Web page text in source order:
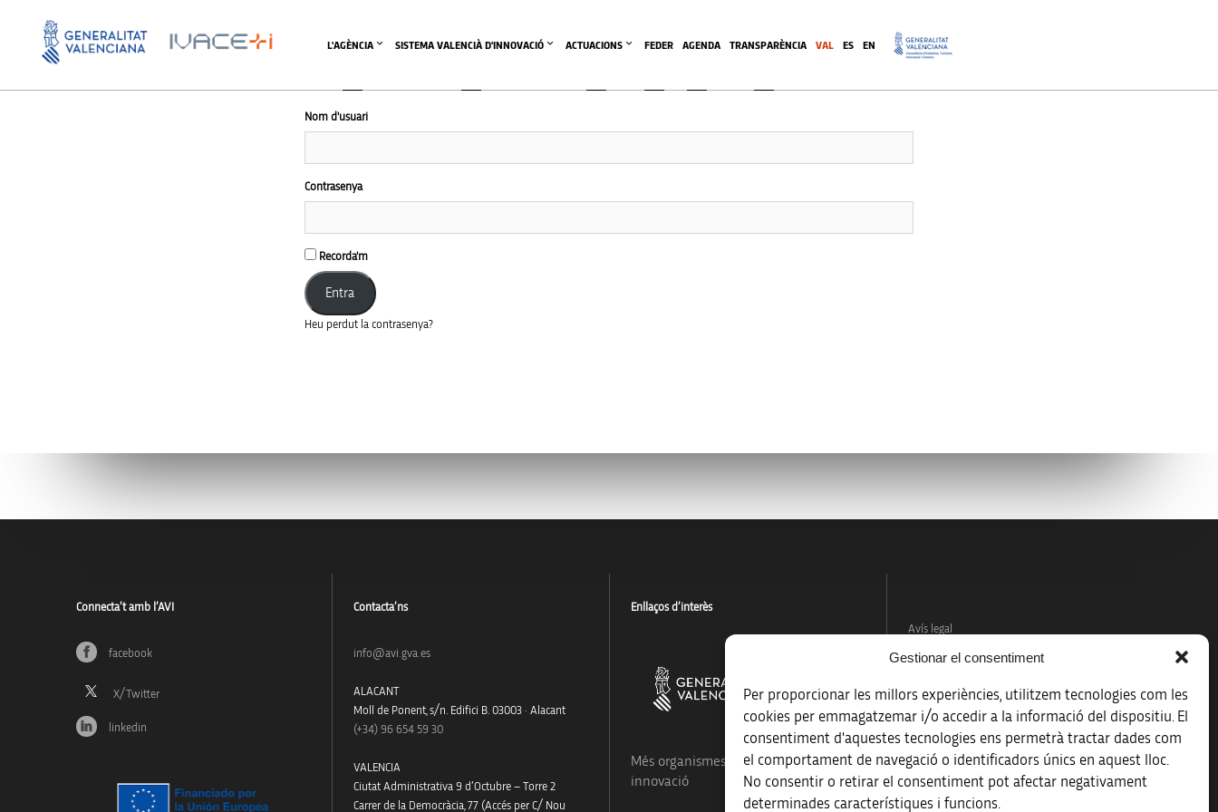
Gestionar el consentiment
Per proporcionar les millors experiències, utilitzem tecnologies com les
cookies per emmagatzemar i/o accedir a la informació del dispositiu. El
consentiment d'aquestes tecnologies ens permetrà tractar dades com
el comportament de navegació o identificadors únics en aquest lloc.
No consentir o retirar el consentiment pot afectar negativament
determinades característiques i funcions.
L'AGÈNCIA SISTEMA VALENCIÀ D'INNOVACIÓ ACTUACIONS FEDER AGENDA TRANSPARÈNCIA .
VAL ES EN
Nom d'usuari
Contrasenya
Recorda'm
Heu perdut la contrasenya?
Connecta’t amb l’AVI
facebook
linkedin
Contacta’ns
info@avi.gva.es
ALACANT
Moll de Ponent, s/n. Edifici B. 03003 · Alacant
(+34) 96 654 59 30
VALENCIA
Ciutat Administrativa 9 d’Octubre – Torre 2
Carrer de la Democràcia, 77 (Accés per C/ Nou
Enllaços d’interès
Més organismes de suport a la
innovació
Avís legal
Registre d’activitats de tractament
Accessibilitat
Mapa web